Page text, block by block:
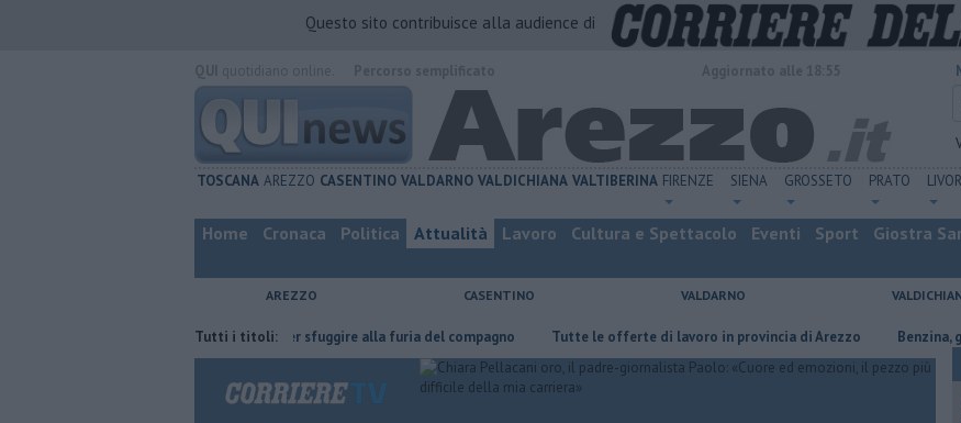
Questo sito contribuisce alla audience di
TOSCANA AREZZO CASENTINO VALDARNO VALDICHIANA VALTIBERINA FIRENZE SIENA GROSSETO PRATO
Home Cronaca Politica Attualità Lavoro Cultura e Spettacolo Eventi Sport Giostra
AREZZO CASENTINO VALDARNO
Tutti i titoli:
Nascosta in un bar per sfuggire alla furia del compagno ​Tutte le offerte di lavoro in provincia di Arezzo ​Benzina,